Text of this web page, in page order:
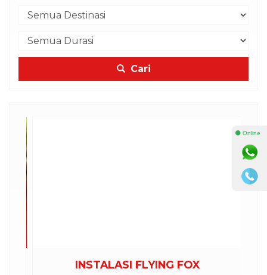
Cari
INSTALASI FLYING FOX
⚫ Online